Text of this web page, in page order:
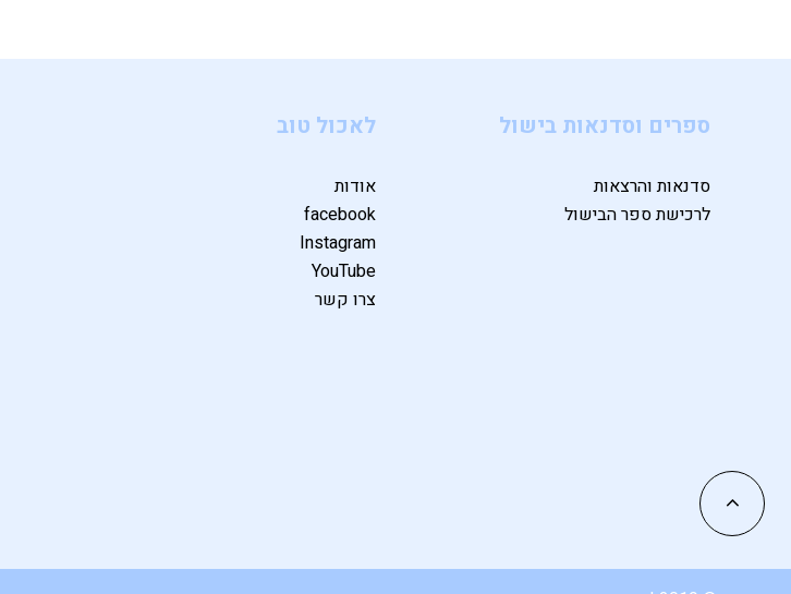
ספרים וסדנאות בישול
סדנאות והרצאות
לרכישת ספר הבישול
לאכול טוב
אודות
facebook
Instagram
YouTube
צרו קשר